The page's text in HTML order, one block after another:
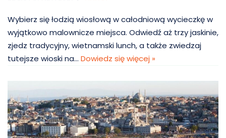
Wybierz się łodzią wiosłową w całodniową wycieczkę w
wyjątkowo malownicze miejsca. Odwiedź aż trzy jaskinie,
zjedz tradycyjny, wietnamski lunch, a także zwiedzaj
tutejsze wioski na… Dowiedz się więcej »